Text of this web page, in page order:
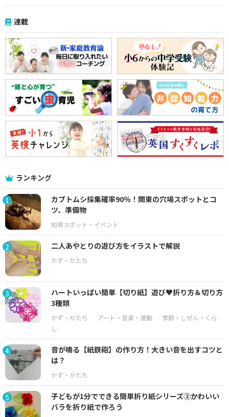
連載
ランキング
1
カブトムシ採集確率90％！関東の穴場スポットとコ
ツ、準備物
2 二人あやとりの遊び方をイラストで解説
3
ハートいっぱい簡単【切り紙】遊び♥折り方＆切り方
3種類
4
音が鳴る【紙鉄砲】の作り方！大きい音を出すコツと
は？
5
子どもが1分でできる簡単折り紙シリーズ②かわいい
バラを折り紙で作ろう